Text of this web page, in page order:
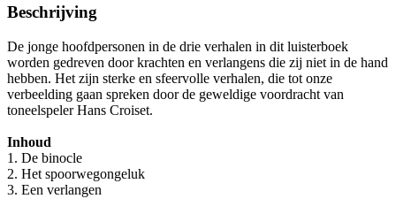
Beschrijving
De jonge hoofdpersonen in de drie verhalen in dit luisterboek
worden gedreven door krachten en verlangens die zij niet in de hand
hebben. Het zijn sterke en sfeervolle verhalen, die tot onze
verbeelding gaan spreken door de geweldige voordracht van
toneelspeler Hans Croiset.
Inhoud
1. De binocle
2. Het spoorwegongeluk
3. Een verlangen